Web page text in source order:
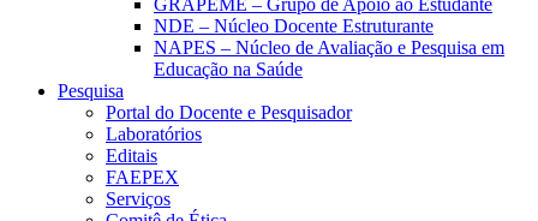
GRAPEME – Grupo de Apoio ao Estudante
NDE – Núcleo Docente Estruturante
NAPES – Núcleo de Avaliação e Pesquisa em
Educação na Saúde
Pesquisa
Portal do Docente e Pesquisador
Laboratórios
Editais
FAEPEX
Serviços